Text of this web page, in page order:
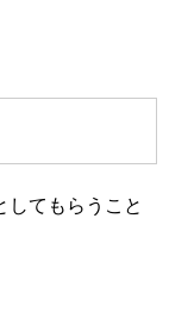
してもらうこと